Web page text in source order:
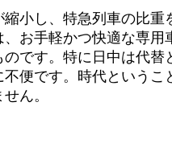
小し、特急列車の比重
お手軽かつ快適な専用
です。特に日中は代替
便です。時代というこ
ん。